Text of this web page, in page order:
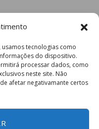
tecnologias como
do dispositivo.
processar dados, como
neste site. Não
afetar negativamante certos